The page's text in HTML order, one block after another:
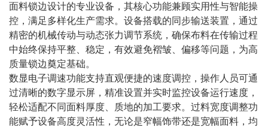
面料锁边设计的专业设备，其核心功能兼顾实用性与智能操
控，满足多样化生产需求。设备搭载的同步输送装置，通过
精密的机械传动与动态张力调节系统，确保布料在传输过程
中始终保持平整、稳定，有效避免褶皱、偏移等问题，为高
质量锁边奠定基础。
数显电子调速功能支持直观便捷的速度调控，操作人员可通
过清晰的数字显示屏，精准设置并实时监控设备运行速度，
轻松适配不同面料厚度、质地的加工要求。过料宽度调整功
能赋予设备高度灵活性，无论是窄幅饰带还是宽幅面料，均